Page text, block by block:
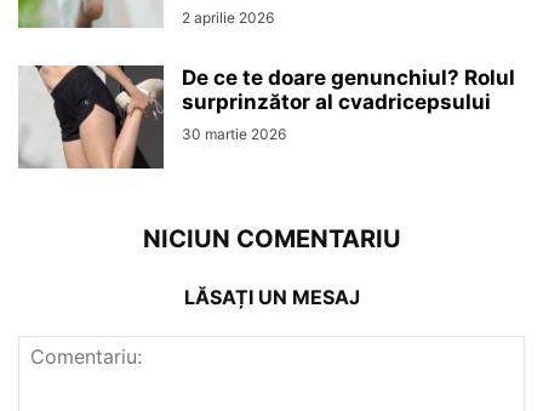
2 aprilie 2026
De ce te doare genunchiul? Rolul
surprinzător al cvadricepsului
30 martie 2026
NICIUN COMENTARIU
LĂSAȚI UN MESAJ